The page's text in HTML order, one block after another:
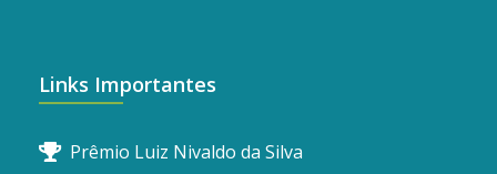
Links Importantes
Prêmio Luiz Nivaldo da Silva